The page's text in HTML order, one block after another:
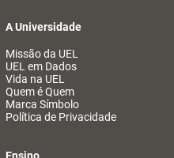
A Universidade
Missão da UEL
UEL em Dados
Vida na UEL
Quem é Quem
Marca Símbolo
Política de Privacidade